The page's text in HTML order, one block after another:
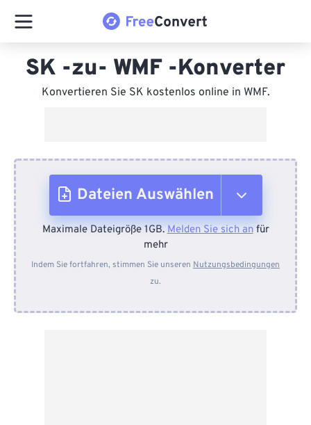
SK -zu- WMF -Konverter
Konvertieren Sie SK kostenlos online in WMF.
Dateien Auswählen
Vom Gerät
Von Dropbox
Maximale Dateigröße 1GB.Melden Sie sich anfür
mehr
Indem Sie fortfahren, stimmen Sie unseren Nutzungsbedingungen
zu.